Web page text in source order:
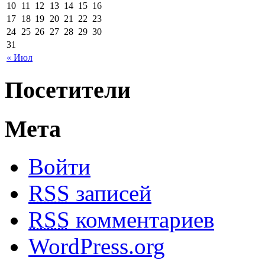
« Июл
10 11 12 13 14 15 16
17 18 19 20 21 22 23
24 25 26 27 28 29 30
31
Посетители
Мета
Войти
RSS записей
RSS комментариев
WordPress.org